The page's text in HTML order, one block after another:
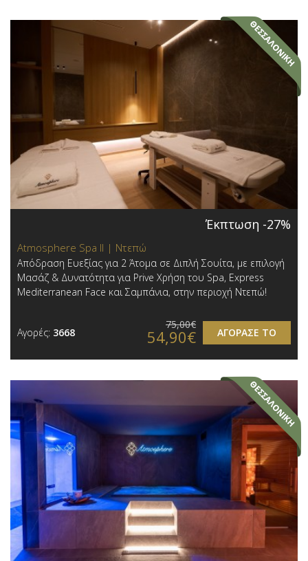
Έκπτωση -27%
Atmosphere Spa ΙΙ | Ντεπώ
Απόδραση Ευεξίας για 2 Άτομα σε Διπλή Σουίτα, με επιλογή
Μασάζ & Δυνατότητα για Prive Χρήση του Spa, Express
Mediterranean Face και Σαμπάνια, στην περιοχή Ντεπώ!
Αγορές: 3668 ΑΓΟΡΑΣΕ ΤΟ
75,00€
54,90€